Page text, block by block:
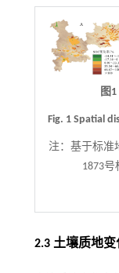
图
Fig. 1 Spatial
注：基于标准
1873
2.3 土壤质地